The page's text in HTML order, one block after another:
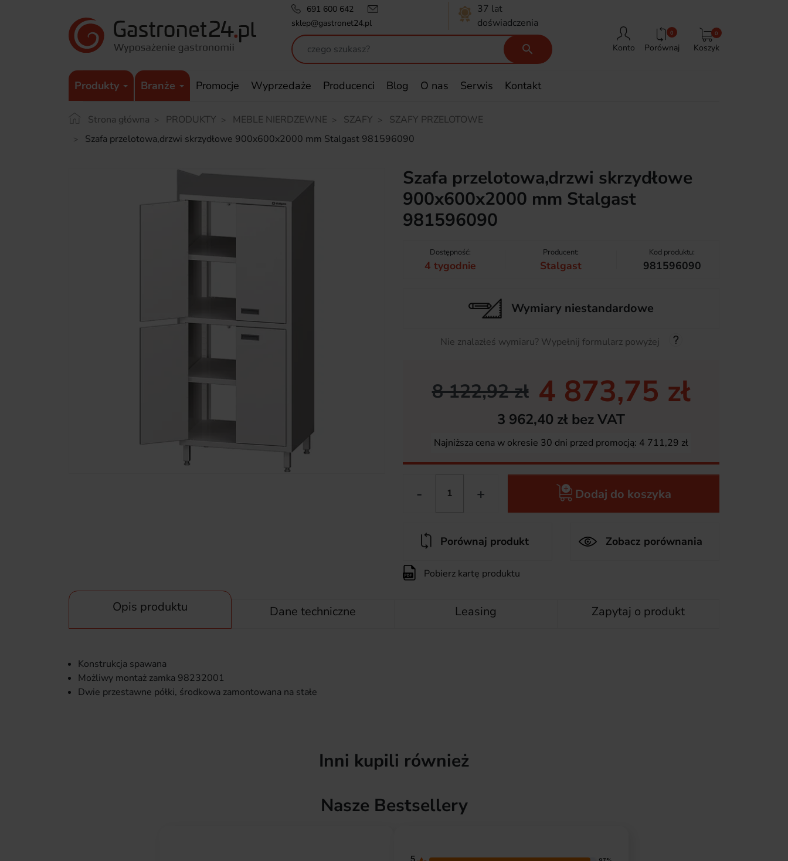
691 600 642
sklep@gastronet24.pl
37 lat
doświadczenia
 Konto
0
Porównaj Koszyk
0
Produkty Branże Promocje Wyprzedaże Producenci Blog O nas Serwis Kontakt
Strona główna PRODUKTY MEBLE NIERDZEWNE SZAFY
SZAFY PRZELOTOWE
Szafa przelotowa,drzwi skrzydłowe 900x600x2000 mm Stalgast 981596090
Szafa przelotowa,drzwi skrzydłowe
900x600x2000 mm Stalgast
981596090
Dostępność:
4 tygodnie
Producent:
Stalgast
Kod produktu:
981596090
Wymiary niestandardowe
Nie znalazłeś wymiaru? Wypełnij formularz powyżej
8 122,92 zł 4 873,75 zł
3 962,40 zł bez VAT
Najniższa cena w okresie 30 dni przed promocją: 4 711,29 zł
- + Dodaj do koszyka
Porównaj produkt Zobacz porównania
Pobierz kartę produktu
Opis produktu Dane techniczne Leasing Zapytaj o produkt
Konstrukcja spawana
Możliwy montaż zamka 98232001
Dwie przestawne półki, środkowa zamontowana na stałe
Inni kupili również
Nasze Bestsellery
5